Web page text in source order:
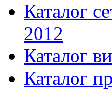
Каталог
2012
Каталог
Каталог